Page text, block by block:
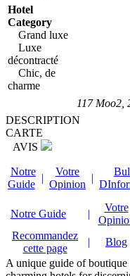
Hotel
Category
Grand luxe
Luxe
décontracté
Chic, de
charme
117 Moo2
DESCRIPTION
CARTE
AVIS
Notre
Guide
|
Votre
Opinion
|
Notre Guide |
Votre
Recommandez
cette page
| Blog
A unique guide of